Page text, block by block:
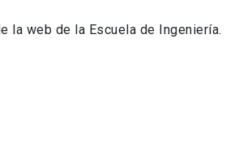
la web de la Escuela de Ingeniería.